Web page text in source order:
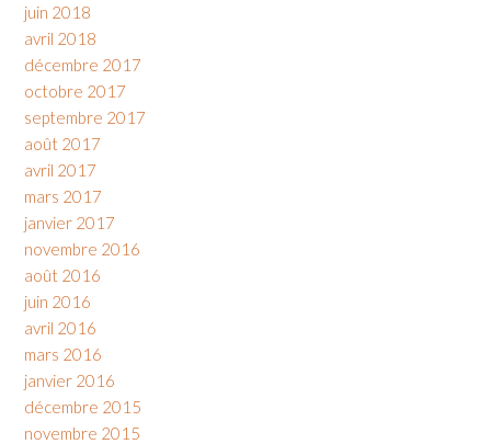
juin 2018
avril 2018
décembre 2017
octobre 2017
septembre 2017
août 2017
avril 2017
mars 2017
janvier 2017
novembre 2016
août 2016
juin 2016
avril 2016
mars 2016
janvier 2016
décembre 2015
novembre 2015